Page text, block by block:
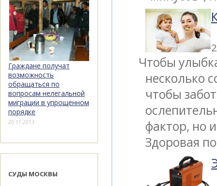
Чтобы
несколько
чтобы
фактор, но
Здоровая
Граждане получат
возможность
обращаться по
вопросам нелегальной
миграции в упрощенном
порядке
20.11.2013
СУДЫ МОСКВЫ